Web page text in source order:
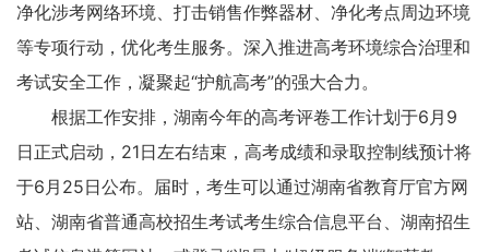
净化涉考网络环境、打击销售作弊器材、净化考点周边环境
等专项行动，优化考生服务。深入推进高考环境综合治理和
考试安全工作，凝聚起“护航高考”的强大合力。
根据工作安排，湖南今年的高考评卷工作计划于6月9
日正式启动，21日左右结束，高考成绩和录取控制线预计将
于6月25日公布。届时，考生可以通过湖南省教育厅官方网
站、湖南省普通高校招生考试考生综合信息平台、湖南招生